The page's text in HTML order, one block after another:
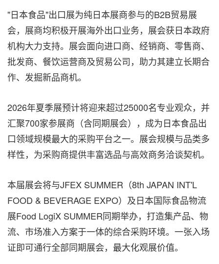
"日本食品"出口展为纯日本展商参与的B2B贸易展
会，展商均积极开展海外出口业务，展会获日本政府
机构大力支持。展会面向进口商、经销商、零售商、
批发商、餐饮运营商及贸易公司，助力其建立长期合
作、发掘新品商机。
2026年夏季展预计将迎来超过25000名专业观众，并
汇聚700家参展商（含同期展会），成为日本食品出
口领域规模最大的采购平台之一。展会规模与品类多
样性，为采购商提供丰富选品与高效商务洽谈契机。
本届展会将与JFEX SUMMER（8th JAPAN INT'L
FOOD & BEVERAGE EXPO）及日本国际食品物流
展Food LogiX SUMMER同期举办，打造集产品、物
流、市场准入方案于一体的综合采购环境。一张入场
证即可通行全部同期展会，最大化观展价值。